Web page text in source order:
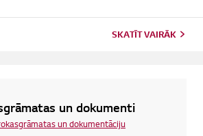
SKATĪT VAIRĀK
un dokumenti
un dokumentāciju